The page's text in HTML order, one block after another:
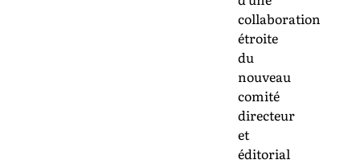
collaboration
étroite
du
nouveau
comité
directeur
et
éditorial